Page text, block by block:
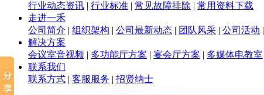
行业动态资讯 | 行业标准 | 常见故障排除 | 常用资料下载
走进一禾
公司简介 | 组织架构 | 公司最新动态 | 团队风采 | 公司活动 |
解决方案
会议室音视频 | 多功能厅方案 | 宴会厅方案 | 多媒体电教室
联系我们
联系方式 | 客服服务 | 招贤纳士